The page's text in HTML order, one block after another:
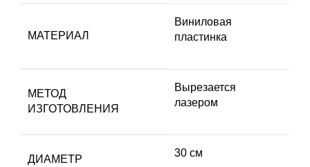
МАТЕРИАЛ
Виниловая
пластинка
МЕТОД
ИЗГОТОВЛЕНИЯ
Вырезается
лазером
ДИАМЕТР
30 см